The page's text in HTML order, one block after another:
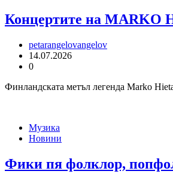
Концертите на MARKO
petarangelovangelov
14.07.2026
0
Финландската метъл легенда Marko
Музика
Новини
Фики пя фолклор,